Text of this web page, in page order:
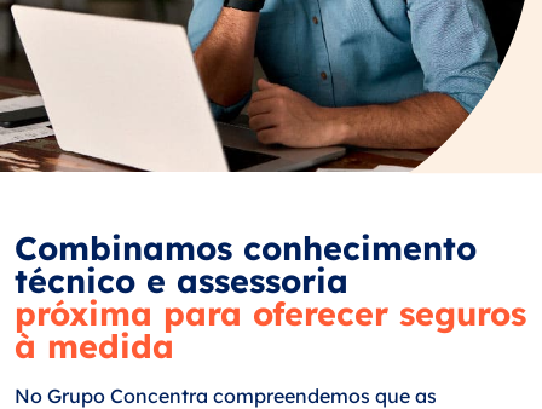
Combinamos conhecimento
técnico e assessoria
próxima para oferecer seguros
à medida
No Grupo Concentra compreendemos que as